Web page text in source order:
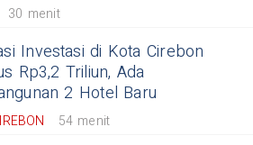
30 menit
Investasi di Kota Cirebon
Rp3,2 Triliun, Ada
2 Hotel Baru
54 menit